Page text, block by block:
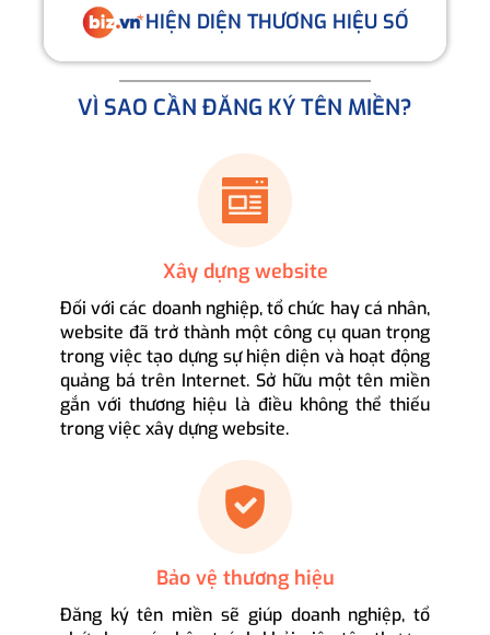
HIỆN DIỆN THƯƠNG HIỆU SỐ
VÌ SAO CẦN ĐĂNG KÝ TÊN MIỀN?
Xây dựng website
Đối với các doanh nghiệp, tổ chức hay cá nhân,
website đã trở thành một công cụ quan trọng
trong việc tạo dựng sự hiện diện và hoạt động
quảng bá trên Internet. Sở hữu một tên miền
gắn với thương hiệu là điều không thể thiếu
trong việc xây dựng website.
Bảo vệ thương hiệu
Đăng ký tên miền sẽ giúp doanh nghiệp, tổ